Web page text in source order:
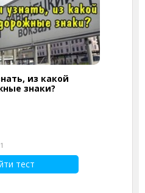
из какой
знаки?
тест